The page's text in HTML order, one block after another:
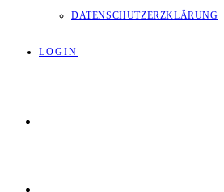
DATENSCHUTZERZKLÄRUNG
LOGIN